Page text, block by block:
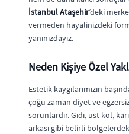
İstanbul Ataşehir’deki
vermeden hayalinizdeki
yanınızdayız.
Neden Kişiye Özel
Estetik kaygılarımızın
çoğu zaman diyet ve
sorunlardır. Gıdı, üst kol,
arkası gibi belirli